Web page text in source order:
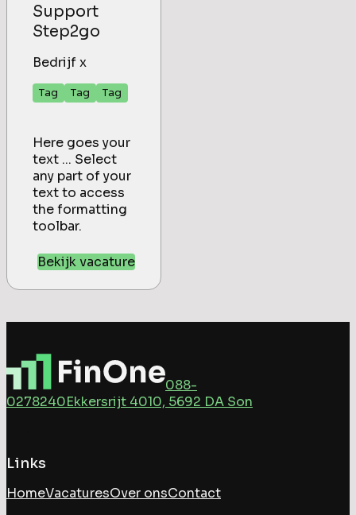
Support
Step2go
Bedrijf x
Tag Tag Tag
Here goes your
text ... Select
any part of your
text to access
the formatting
toolbar.
Bekijk vacature
088-
0278240Ekkersrijt 4010, 5692 DA Son
Links
HomeVacaturesOver onsContact